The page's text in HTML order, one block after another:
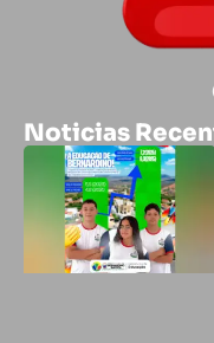
Noticias